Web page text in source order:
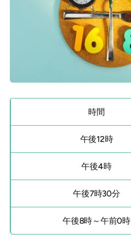
時間
午後12時
午後4時
午後7時30分
午後8時～午前0時